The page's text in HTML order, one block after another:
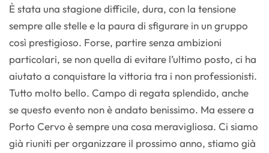
È stata una stagione difficile, dura, con la tensione
sempre alle stelle e la paura di sfigurare in un gruppo
così prestigioso. Forse, partire senza ambizioni
particolari, se non quella di evitare l’ultimo posto, ci ha
aiutato a conquistare la vittoria tra i non professionisti.
Tutto molto bello. Campo di regata splendido, anche
se questo evento non è andato benissimo. Ma essere a
Porto Cervo è sempre una cosa meravigliosa. Ci siamo
già riuniti per organizzare il prossimo anno, stiamo già